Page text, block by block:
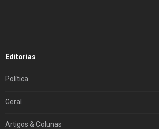
Editorias
Política
Geral
Artigos & Colunas